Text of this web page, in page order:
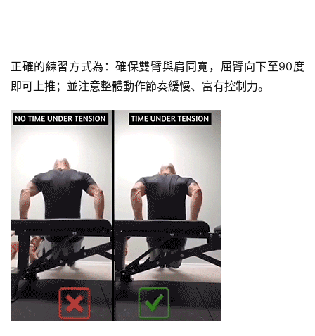
正確的練習方式為：確保雙臂與肩同寬，屈臂向下至90度
即可上推；並注意整體動作節奏緩慢、富有控制力。